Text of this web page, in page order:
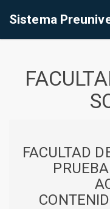
Sistema
FACULTAD